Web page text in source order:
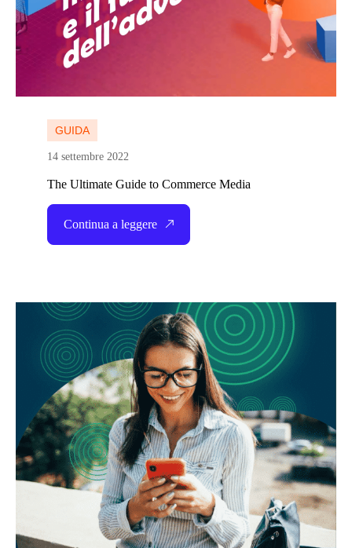
GUIDA
14 settembre 2022
The Ultimate Guide to Commerce Media
Continua a leggere
Continua a leggere